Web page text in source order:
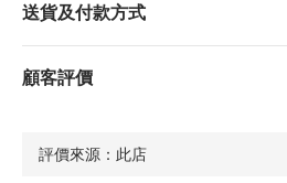
送貨及付款方式
顧客評價